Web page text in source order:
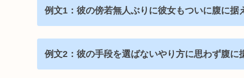
例文1：彼の傍若無人ぶりに彼女もついに腹に据
例文2：彼の手段を選ばないやり方に思わず腹に